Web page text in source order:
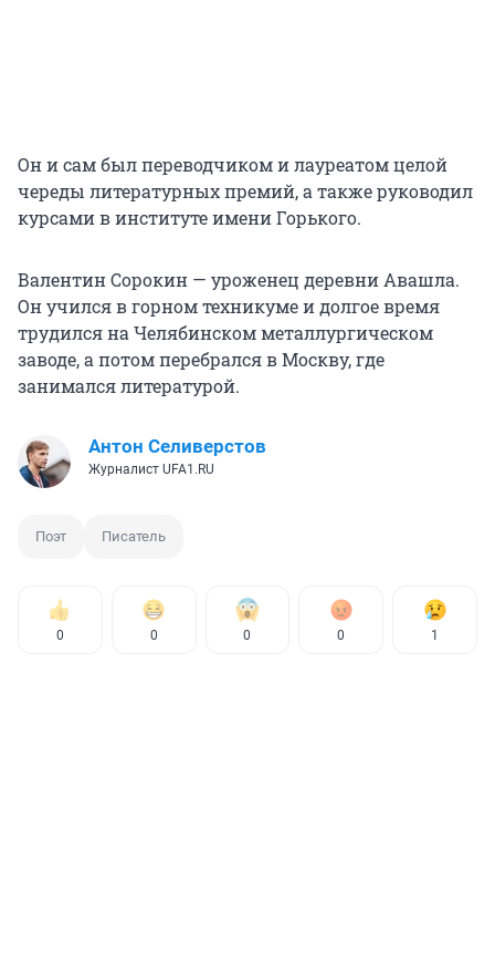
Он и сам был переводчиком и лауреатом целой
череды литературных премий, а также руководил
курсами в институте имени Горького.
Валентин Сорокин — уроженец деревни Авашла.
Он учился в горном техникуме и долгое время
трудился на Челябинском металлургическом
заводе, а потом перебрался в Москву, где
занимался литературой.
Антон Селиверстов
Журналист UFA1.RU
Поэт Писатель
0 0 0 0 1